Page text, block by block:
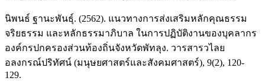
นิพนธ์ ฐานะพันธุ์. (2562). แนวทางการส่งเสริมหลักคุณธรรม
จริยธรรม และหลักธรรมาภิบาล ในการปฏิบัติงานของบุคลากร
องค์กรปกครองส่วนท้องถิ่นจังหวัดพัทลุง. วารสารวไลย
อลงกรณ์ปริทัศน์ (มนุษยศาสตร์และสังคมศาสตร์), 9(2), 120-
129.